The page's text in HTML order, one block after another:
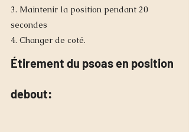
3. Maintenir la position pendant 20
secondes
4. Changer de coté.
Étirement du psoas en position
debout: